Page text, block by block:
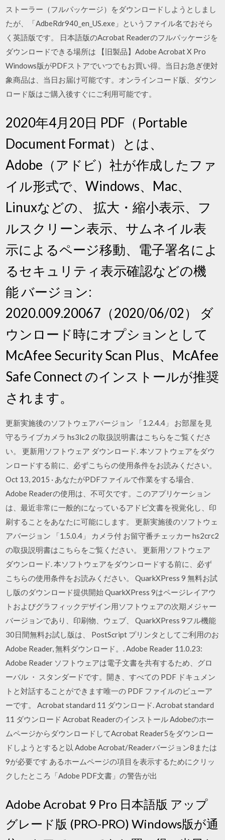
ストーラー（フルパッケージ）をダウンロードしようとしまし
たが、「AdbeRdr940_en_US.exe」というファイル名でおそら
く英語版です。 日本語版のAcrobat Readerのフルパッケージを
ダウンロードできる場所は 【旧製品】Adobe Acrobat X Pro
Windows版がPDFストアでいつでもお買い得。当日お急ぎ便対
象商品は、当日お届け可能です。オンラインコード版、ダウン
ロード版はご購入後すぐにご利用可能です。
2020年4月20日 PDF（Portable
Document Format）とは、
Adobe（アドビ）社が作成したファ
イル形式で、Windows、Mac、
Linuxなどの、 拡大・縮小表示、フ
ルスクリーン表示、サムネイル表
示によるページ移動、電子署名によ
るセキュリティ表示確認などの機
能 バージョン:
2020.009.20067（2020/06/02） ダ
ウンロード時にオプションとして
McAfee Security Scan Plus、McAfee
Safe Connect のインストールが推奨
されます。
更新実施後のソフトウェアバージョン 「1.2.4.4」 お部屋を見
守るライブカメラ hs3lc2 の取扱説明書はこちらをご覧くださ
い。 更新用ソフトウェア ダウンロード. 本ソフトウェアをダウ
ンロードする前に、必ずこちらの使用条件をお読みください。
Oct 13, 2015 · あなたがPDFファイルで作業をする場合、
Adobe Readerの使用は、不可欠です。このアプリケーション
は、最近非常に一般的になっているアドビ文書を視覚化し、印
刷することをあなたに可能にします。 更新実施後のソフトウェ
アバージョン 「1.5.0.4」 カメラ付 お留守番チェッカー hs2crc2
の取扱説明書はこちらをご覧ください。 更新用ソフトウェア
ダウンロード. 本ソフトウェアをダウンロードする前に、必ず
こちらの使用条件をお読みください。 QuarkXPress 9 無料お試
し版のダウンロード提供開始 QuarkXPress 9はページレイアウ
トおよびグラフィックデザイン用ソフトウェアの次期メジャー
バージョンであり、印刷物、ウェブ、 QuarkXPress 9フル機能
30日間無料お試し版は、 PostScript プリンタとしてご利用のお
Adobe Reader, 無料ダウンロード。. Adobe Reader 11.0.23:
Adobe Reader ソフトウェアは電子文書を共有するため、グロ
ーバル ・ スタンダードです。開き、すべての PDF ドキュメン
トと対話することができます唯一の PDF ファイルのビューア
ーです。 Acrobat standard 11 ダウンロード. Acrobat standard
11 ダウンロード Acrobat Readerのインストール Adobeのホー
ムページからダウンロードしてAcrobat Reader5をダウンロー
ドしようとすると以 Adobe Acrobat/Readerバージョン8または
9が必要です あるホームページの項目を表示するためにクリッ
クしたところ「Adobe PDF文書」の警告が出
Adobe Acrobat 9 Pro 日本語版 アップ
グレード版 (PRO-PRO) Windows版が通